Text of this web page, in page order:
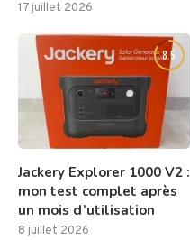
17 juillet 2026
8.5
Jackery Explorer 1000 V2 :
mon test complet après
un mois d’utilisation
8 juillet 2026